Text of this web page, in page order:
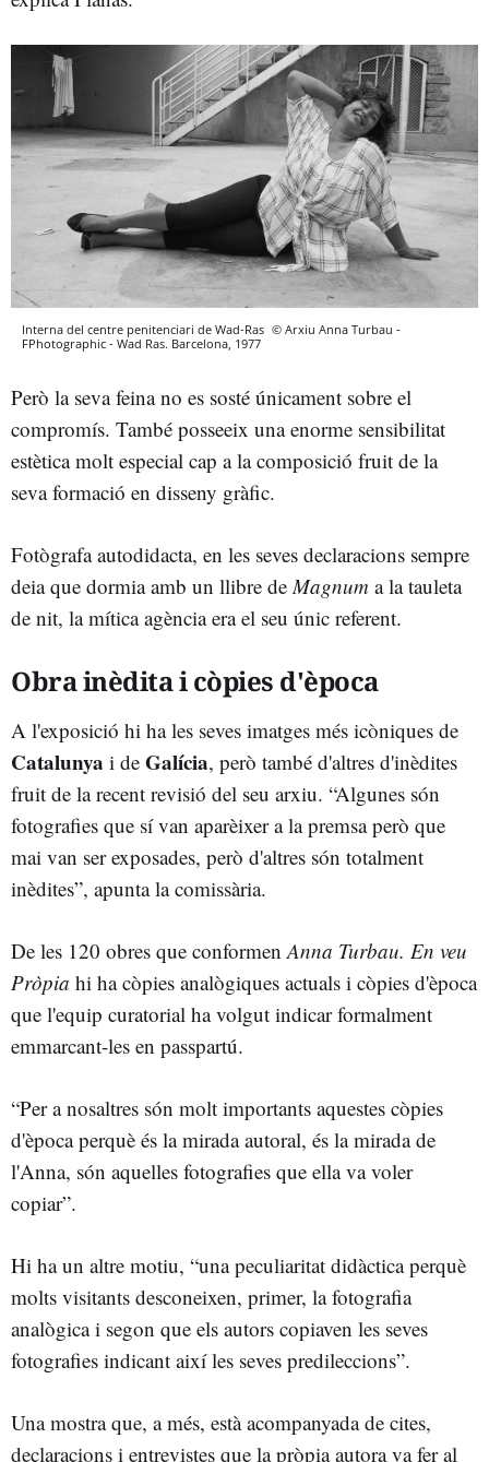
Interna del centre penitenciari de Wad-Ras © Arxiu Anna Turbau -
FPhotographic - Wad Ras. Barcelona, 1977
Però la seva feina no es sosté únicament sobre el
compromís. També posseeix una enorme sensibilitat
estètica molt especial cap a la composició fruit de la
seva formació en disseny gràfic.
Fotògrafa autodidacta, en les seves declaracions sempre
deia que dormia amb un llibre de Magnum a la tauleta
de nit, la mítica agència era el seu únic referent.
Obra inèdita i còpies d'època
A l'exposició hi ha les seves imatges més icòniques de
Catalunya i de Galícia, però també d'altres d'inèdites
fruit de la recent revisió del seu arxiu. “Algunes són
fotografies que sí van aparèixer a la premsa però que
mai van ser exposades, però d'altres són totalment
inèdites”, apunta la comissària.
De les 120 obres que conformen Anna Turbau. En veu
Pròpia hi ha còpies analògiques actuals i còpies d'època
que l'equip curatorial ha volgut indicar formalment
emmarcant-les en passpartú.
“Per a nosaltres són molt importants aquestes còpies
d'època perquè és la mirada autoral, és la mirada de
l'Anna, són aquelles fotografies que ella va voler
copiar”.
Hi ha un altre motiu, “una peculiaritat didàctica perquè
molts visitants desconeixen, primer, la fotografia
analògica i segon que els autors copiaven les seves
fotografies indicant així les seves predileccions”.
Una mostra que, a més, està acompanyada de cites,
declaracions i entrevistes que la pròpia autora va fer al